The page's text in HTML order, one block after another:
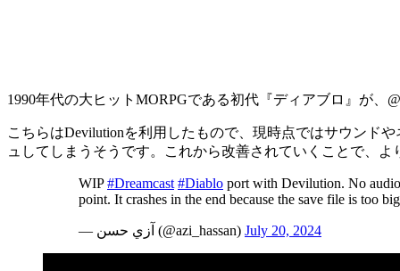
1990年代の大ヒットMORPGである初代『ディアブロ』が、
こちらはDevilutionを利用したもので、現時点ではサウンド
ュしてしまうそうです。これから改善されていくことで、
WIP#Dreamcast #Diablo port with Devilution. No
point. It crashes in the end because the save file is too
— آزي حسن (@azi_hassan) July 20, 2024